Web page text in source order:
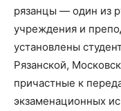
рязанцы — один из
учреждения и
установлены
Рязанской,
причастные к
экзаменационных